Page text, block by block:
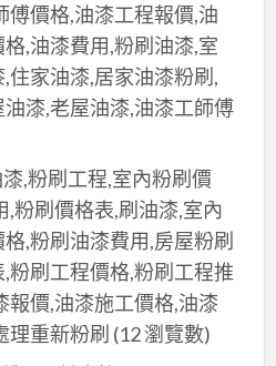
傅價格,油漆工程報價,油
,油漆費用,粉刷油漆,室
住家油漆,居家油漆粉刷,
漆,老屋油漆,油漆工師傅
,粉刷工程,室內粉刷價
,粉刷價格表,刷油漆,室內
,粉刷油漆費用,房屋粉刷
粉刷工程價格,粉刷工程推
報價,油漆施工價格,油漆
理重新粉刷 (12 瀏覽數)